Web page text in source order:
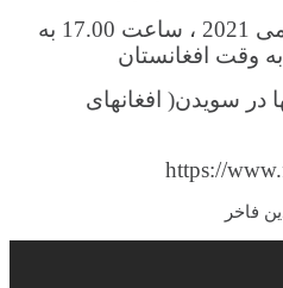
زمان : شنبه مورخ 22 ماه می 2021 ، ساعت 17.00 به
در سویدن( افغانهای
https://
فاخر